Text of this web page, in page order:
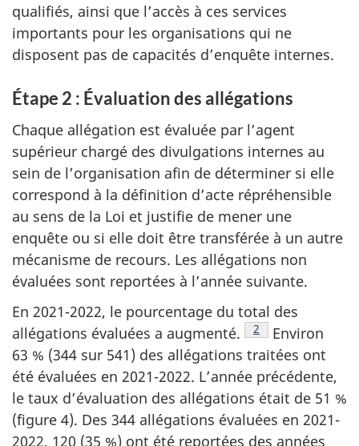
qualifiés, ainsi que l’accès à ces services
importants pour les organisations qui ne
disposent pas de capacités d’enquête internes.
Étape 2 : Évaluation des allégations
Chaque allégation est évaluée par l’agent
supérieur chargé des divulgations internes au
sein de l’organisation afin de déterminer si elle
correspond à la définition d’acte répréhensible
au sens de la Loi et justifie de mener une
enquête ou si elle doit être transférée à un autre
mécanisme de recours. Les allégations non
évaluées sont reportées à l’année suivante.
En 2021-2022, le pourcentage du total des
allégations évaluées a augmenté.
Voir la note en bas
2
Environ
63 % (344 sur 541) des allégations traitées ont
été évaluées en 2021-2022. L’année précédente,
le taux d’évaluation des allégations était de 51 %
(figure 4). Des 344 allégations évaluées en 2021-
2022, 120 (35 %) ont été reportées des années